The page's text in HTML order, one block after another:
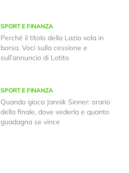
SPORT E FINANZA
Perché il titolo della Lazio vola in
borsa. Voci sulla cessione e
sull’annuncio di Lotito
SPORT E FINANZA
Quando gioca Jannik Sinner: orario
della finale, dove vederla e quanto
guadagna se vince